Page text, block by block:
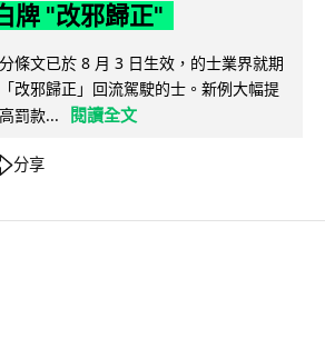
牌 "改邪歸正"
條文已於 8 月 3 日生效，的士業界就期
改邪歸正」回流駕駛的士。新例大幅提
罰款...
閱讀全文
分享